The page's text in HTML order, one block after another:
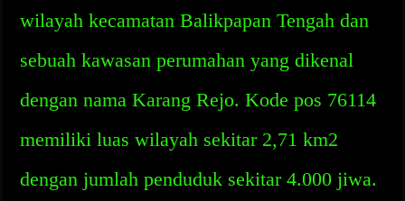
wilayah kecamatan Balikpapan Tengah dan
sebuah kawasan perumahan yang dikenal
dengan nama Karang Rejo. Kode pos 76114
memiliki luas wilayah sekitar 2,71 km2
dengan jumlah penduduk sekitar 4.000 jiwa.